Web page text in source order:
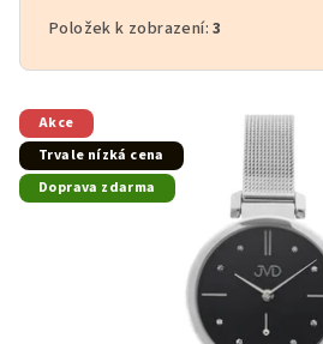
Položek k zobrazení:3
V
ý
p
Akce
Trvale nízká cena
Doprava zdarma